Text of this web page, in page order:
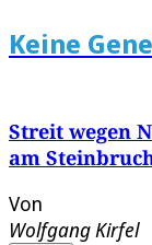
Keine
Streit wegen
am
Von
Wolfgang Kirfel